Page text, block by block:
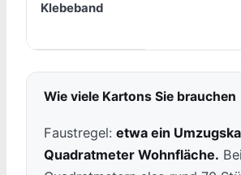
Klebeband
Wie viele Kartons Sie brauchen
Faustregel: etwa ein
Quadratmeter Wohnfläche.